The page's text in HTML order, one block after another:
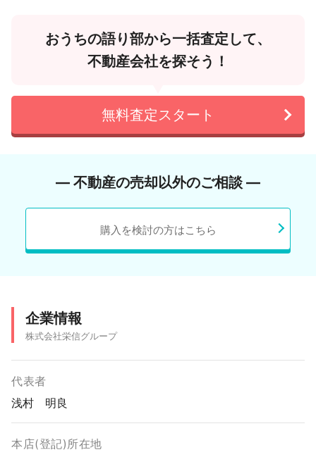
おうちの語り部から一括査定して、
不動産会社を探そう！
無料査定スタート
― 不動産の売却以外のご相談 ―
購入を検討の方はこちら
企業情報
株式会社栄信グループ
代表者
浅村 明良
本店(登記)所在地